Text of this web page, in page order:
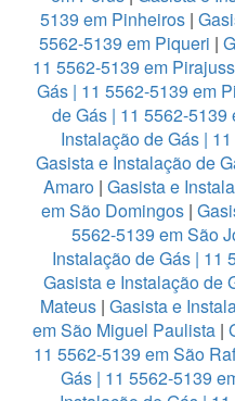
5139 em Pinheiros|
5562-5139 em Piqueri |
11 5562-5139 em
Gás | 11 5562-5139 em
de Gás | 11 5562-
Instalação de Gás |
Gasista e Instalação de
Amaro| Gasista e
em São Domingos|
5562-5139 em São
Instalação de Gás | 11
Gasista e Instalação de
Mateus | Gasista e
em São Miguel Paulista |
11 5562-5139 em São
Gás | 11 5562-5139